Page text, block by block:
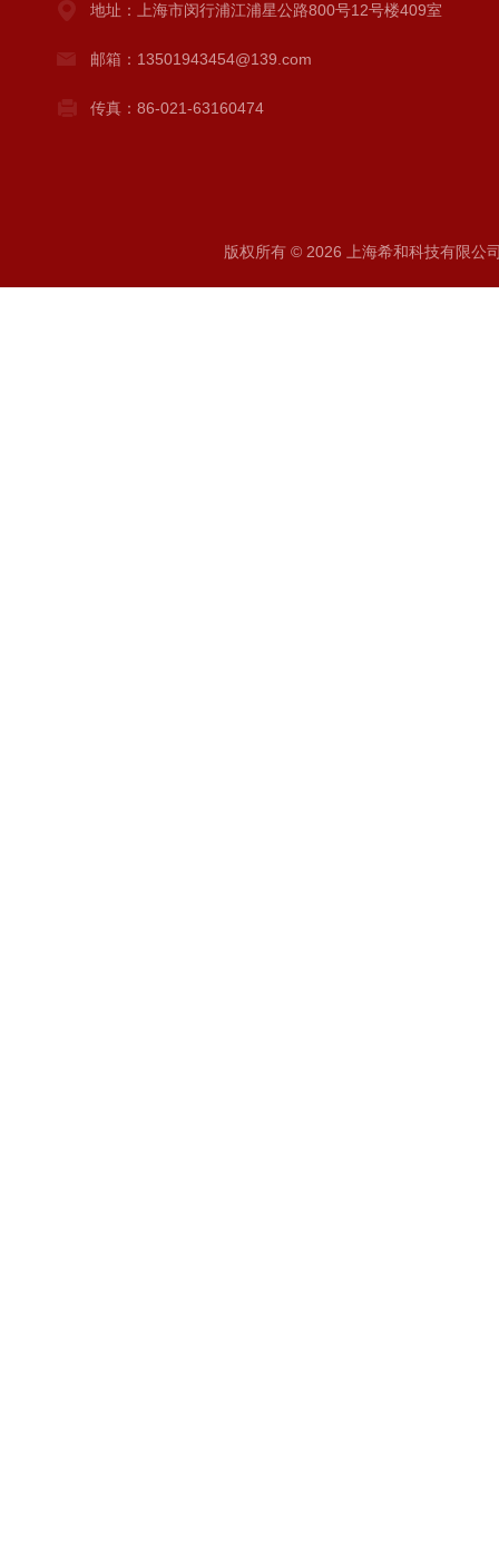
地址：上海市闵行浦江浦星公路800号12号楼409室
邮箱：13501943454@139.com
传真：86-021-63160474
版权所有 © 2026 上海希和科技有限公